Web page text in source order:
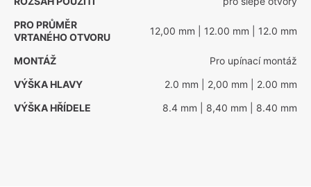
PRO PRŮMĚR
VRTANÉHO OTVORU
12,00 mm | 12.00 mm | 12.0 mm
MONTÁŽ
Pro upínací montáž
VÝŠKA HLAVY
2.0 mm | 2,00 mm | 2.00 mm
VÝŠKA HŘÍDELE
8.4 mm | 8,40 mm | 8.40 mm